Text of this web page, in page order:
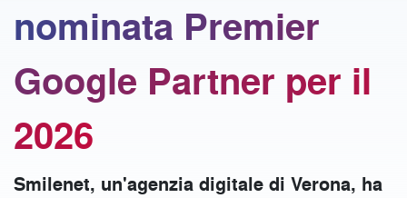
nominata Premier
Google Partner per il
2026
Smilenet, un'agenzia digitale di Verona, ha